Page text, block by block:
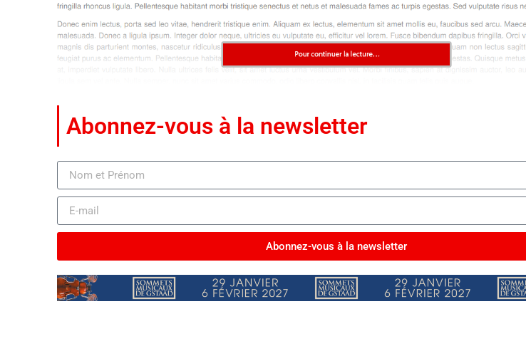
Abonnez-vous à la newsletter
Abonnez-vous à la newsletter